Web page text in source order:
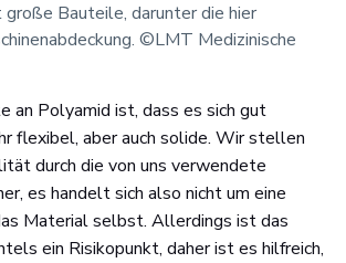
große Bauteile, darunter die hier
©LMT Medizinische
an Polyamid ist, dass es sich gut
flexibel, aber auch solide. Wir stellen
durch die von uns verwendete
es handelt sich also nicht um eine
Material selbst. Allerdings ist das
ein Risikopunkt, daher ist es hilfreich,